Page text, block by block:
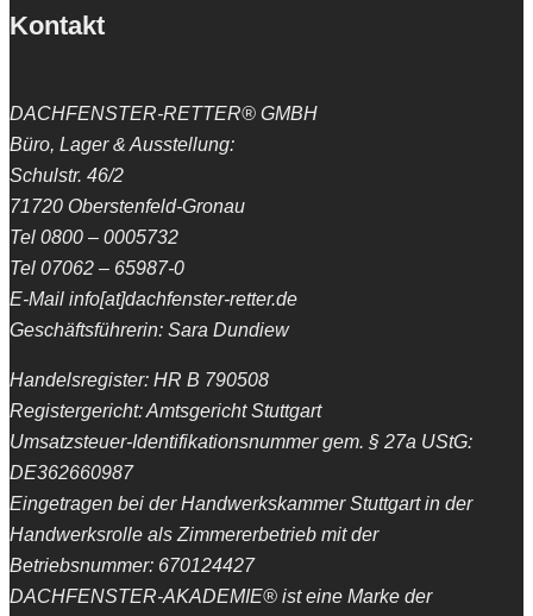
Kontakt
DACHFENSTER-RETTER® GMBH
Büro, Lager & Ausstellung:
Schulstr. 46/2
71720 Oberstenfeld-Gronau
Tel 0800 – 0005732
Tel 07062 – 65987-0
E-Mail info[at]dachfenster-retter.de
Geschäftsführerin: Sara Dundiew
Handelsregister: HR B 790508
Registergericht: Amtsgericht Stuttgart
Umsatzsteuer-Identifikationsnummer gem. § 27a UStG:
DE362660987
Eingetragen bei der Handwerkskammer Stuttgart in der
Handwerksrolle als Zimmererbetrieb mit der
Betriebsnummer: 670124427
DACHFENSTER-AKADEMIE® ist eine Marke der